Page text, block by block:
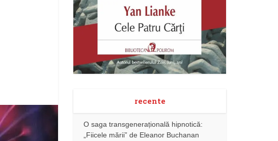
recente
O saga transgenerațională hipnotică:
„Fiicele mării” de Eleanor Buchanan